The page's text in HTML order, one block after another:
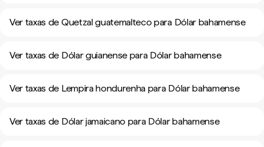
Ver taxas de Quetzal guatemalteco para Dólar bahamense
Ver taxas de Dólar guianense para Dólar bahamense
Ver taxas de Lempira hondurenha para Dólar bahamense
Ver taxas de Dólar jamaicano para Dólar bahamense